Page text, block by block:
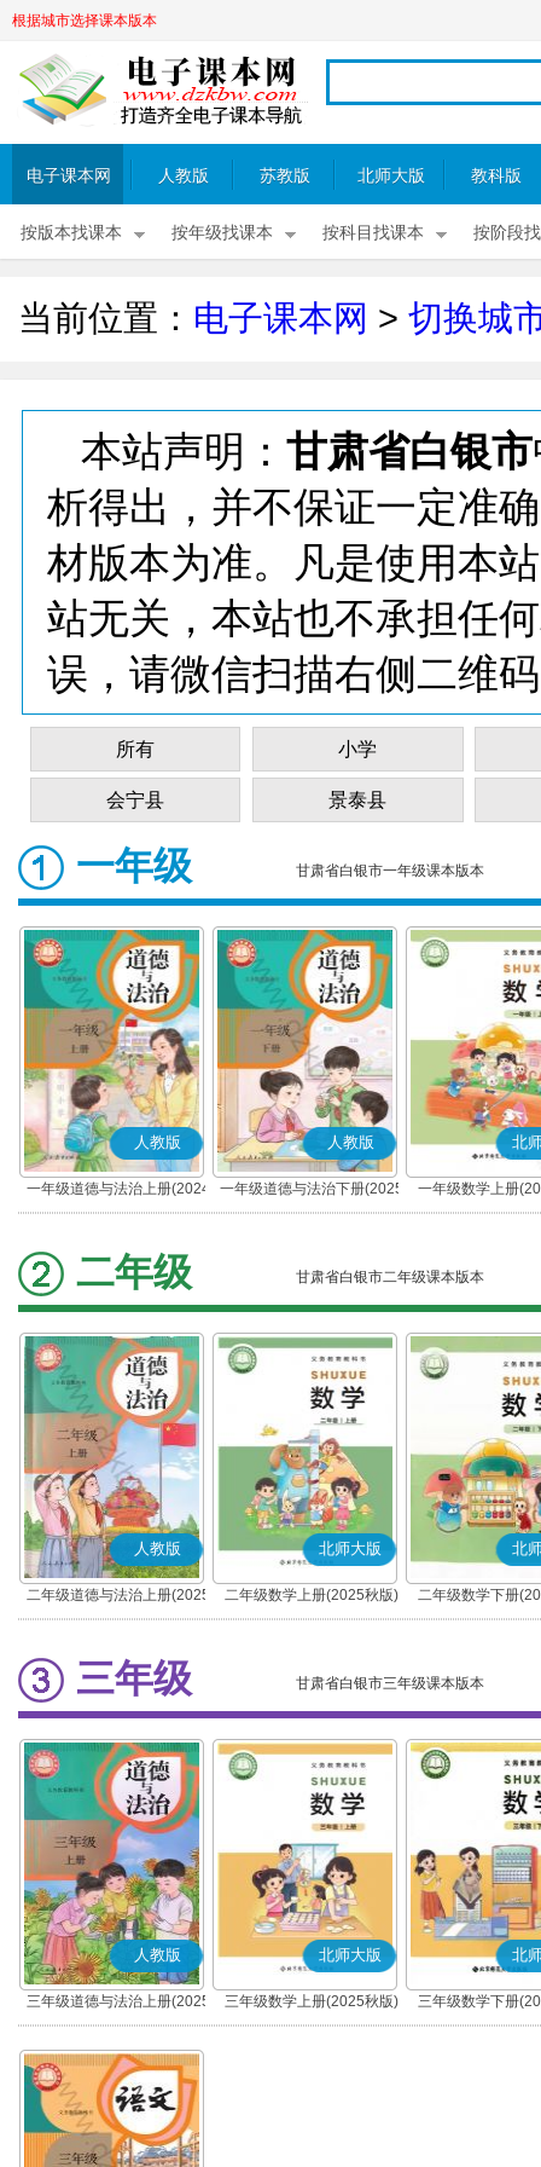
根据城市选择课本版本
电子课本网 人教版 苏教版 北师大版 教科版
按版本找课本 按年级找课本 按科目找课本 按阶段
当前位置： 电子课本网 > 切换城
本站声明： 甘肃省白银市
析得出，并不保证一定准
材版本为准。凡是使用本
站无关，本站也不承担任
误，请微信扫描右侧二维
所有 小学
会宁县 景泰县
一年级 甘肃省白银市一年级课本版本
人教版
一年级道德与法治上册(2024
秋版)(部编版)
人教版
一年级道德与法治下册(2025
春版)(部编版)
北
一年级数学上册
二年级 甘肃省白银市二年级课本版本
人教版
二年级道德与法治上册(2025
秋版)(部编版)
北师大版
二年级数学上册(2025秋版)
北
二年级数学下册
三年级 甘肃省白银市三年级课本版本
人教版
三年级道德与法治上册(2025
秋版)(部编版)
北师大版
三年级数学上册(2025秋版)
北
三年级数学下册